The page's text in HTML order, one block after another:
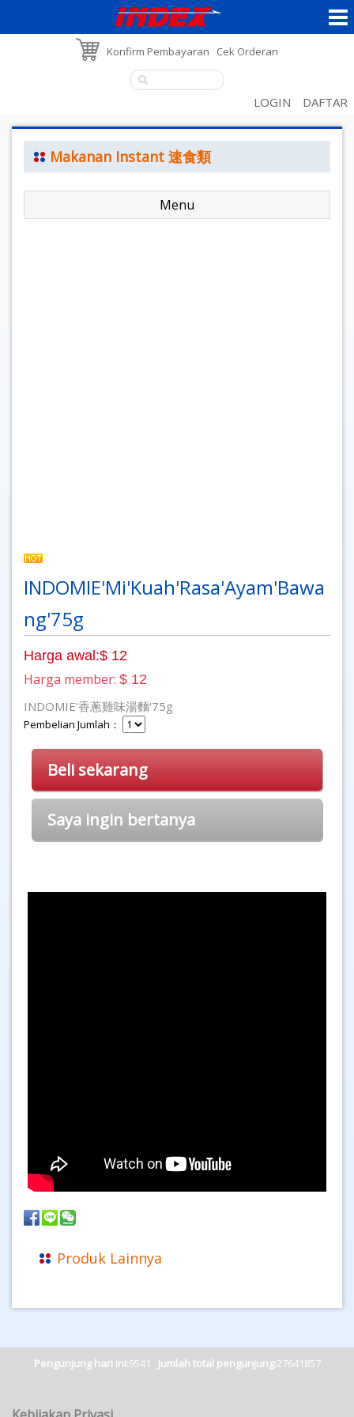
Konfirm Pembayaran Cek Orderan
LOGIN DAFTAR
Makanan Instant 速食類
Menu
INDOMIE'Mi'Kuah'Rasa'Ayam'Bawa
ng'75g
Harga awal:$ 12
Harga member: $ 12
INDOMIE'香蔥雞味湯麵'75g
Pembelian Jumlah：
Beli sekarang
Saya ingin bertanya
Produk Lainnya
Pengunjung hari ini:9541 Jumlah total pengunjung:27641857